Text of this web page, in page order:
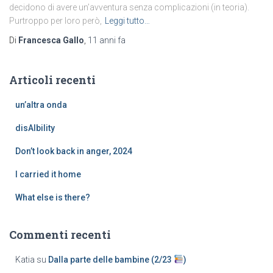
decidono di avere un’avventura senza complicazioni (in teoria).
Purtroppo per loro però,
Leggi tutto…
Di Francesca Gallo 11 anni fa
Articoli recenti
un’altra onda
disAIbility
Don’t look back in anger, 2024
I carried it home
What else is there?
Commenti recenti
Katia su Dalla parte delle bambine (2/23 )